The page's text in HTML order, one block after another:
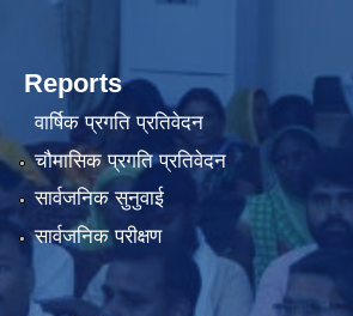
Reports
वार्षिक प्रगति प्रतिवेदन
चौमासिक प्रगति प्रतिवेदन
सार्वजनिक सुनुवाई
सार्वजनिक परीक्षण